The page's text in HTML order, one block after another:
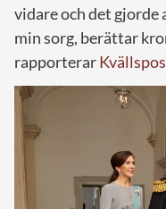
vidare och det gjorde
min sorg, berättar
rapporterar